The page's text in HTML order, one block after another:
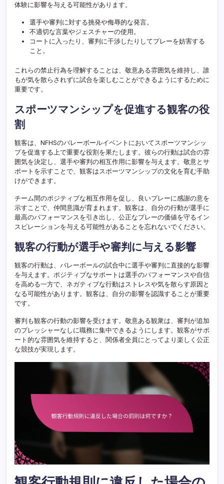
体験に影響を与える可能性があります。
選手や審判に対する挑発や侮辱的な発言。
不適切な言葉やジェスチャーの使用。
コートに入ったり、審判に干渉したりしてプレーを妨害する
こと。
これらの禁止行為を理解することは、敬意ある雰囲気を維持し、誰
もが気を散らされずに試合を楽しむことができるようにするために
重要です。
スポーツマンシップを促進する観客の役
割
観客は、NFHSのバレーボールイベントにおいてスポーツマンシッ
プを促進する上で重要な役割を果たします。彼らの行動は試合の雰
囲気を決定し、選手や審判の相互作用に影響を与えます。敬意とサ
ポートを示すことで、観客はスポーツマンシップの文化を育む手助
けができます。
チーム間のポジティブな相互作用を促し、良いプレーに感謝の意を
示すことで、仲間意識が育まれます。観客は、自分の行動が選手に
最高のパフォーマンスを引き出し、公正なプレーの価値を守るイン
スピレーションを与える可能性があることを忘れないでください。
観客の行動が選手や審判に与える影響
観客の行動は、バレーボールの試合中に選手や審判に直接的な影響
を与えます。ポジティブなサポートは選手のパフォーマンスや自信
を高める一方で、ネガティブな行動はストレスや気を散らす原因と
なる可能性があります。観客は、自分の影響を認識することが重要
です。
審判も観客の行動の影響を受けます。敬意ある観衆は、審判が追加
のプレッシャーなしに職務に集中できるようにします。観客がサポ
ート的な雰囲気を維持すると、関係者全員にとってより楽しく公正
な競技が実現します。